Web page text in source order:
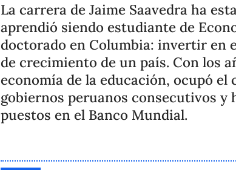
La carrera de Jaime Saavedra ha
aprendió siendo estudiante de
doctorado en Columbia: invertir en
de crecimiento de un país. Con los
economía de la educación, ocupó
gobiernos peruanos consecutivos y
puestos en el Banco Mundial.